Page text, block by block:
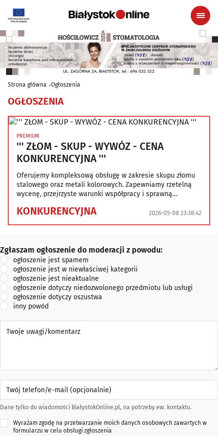
Strona główna Ogłoszenia
OGŁOSZENIA
PREMIUM
''' ZŁOM - SKUP - WYWÓZ - CENA
KONKURENCYJNA '''
Oferujemy kompleksową obsługę w zakresie skupu złomu
stalowego oraz metali kolorowych. Zapewniamy rzetelną
wycenę, przejrzyste warunki współpracy i sprawną
Konkurencyjne, aktualne ceny - Przy większych ilościach –
KONKURENCYJNA 2026-05-08 23:38:42
Zgłaszam ogłoszenie do moderacji z powodu:
Zgłaszam ogłoszenie do moderacji z powodu:
ogłoszenie jest spamem
ogłoszenie jest w niewłaściwej kategorii
ogłoszenie jest nieaktualne
ogłoszenie dotyczy niedozwolonego przedmiotu lub usługi
ogłoszenie dotyczy oszustwa
inny powód
Dane tylko do wiadomości BiałystokOnline.pl, na potrzeby ew. kontaktu.
Wyrażam zgodę na przetwarzanie moich danych osobowych zawartych w
formularzu w celu obsługi zgłoszenia